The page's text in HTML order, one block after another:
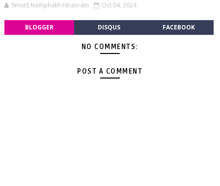
9motS Nathphakh Hiranratn Oct 04, 2024
BLOGGER DISQUS FACEBOOK
NO COMMENTS:
POST A COMMENT